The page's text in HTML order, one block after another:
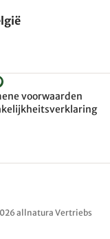
voorwaarden
allnatura Vertriebs